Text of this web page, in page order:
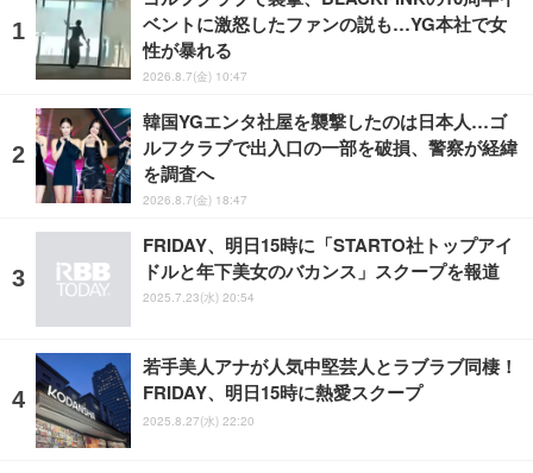
ベントに激怒したファンの説も…YG本社で女
性が暴れる
2026.8.7(金) 10:47
韓国YGエンタ社屋を襲撃したのは日本人…ゴ
ルフクラブで出入口の一部を破損、警察が経緯
を調査へ
2026.8.7(金) 18:47
FRIDAY、明日15時に「STARTO社トップアイ
ドルと年下美女のバカンス」スクープを報道
2025.7.23(水) 20:54
若手美人アナが人気中堅芸人とラブラブ同棲！
FRIDAY、明日15時に熱愛スクープ
2025.8.27(水) 22:20